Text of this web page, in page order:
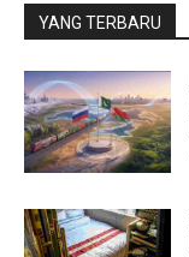
YANG TERBARU